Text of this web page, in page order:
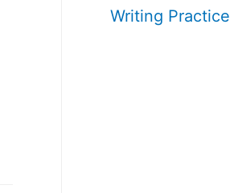
Writing Practice